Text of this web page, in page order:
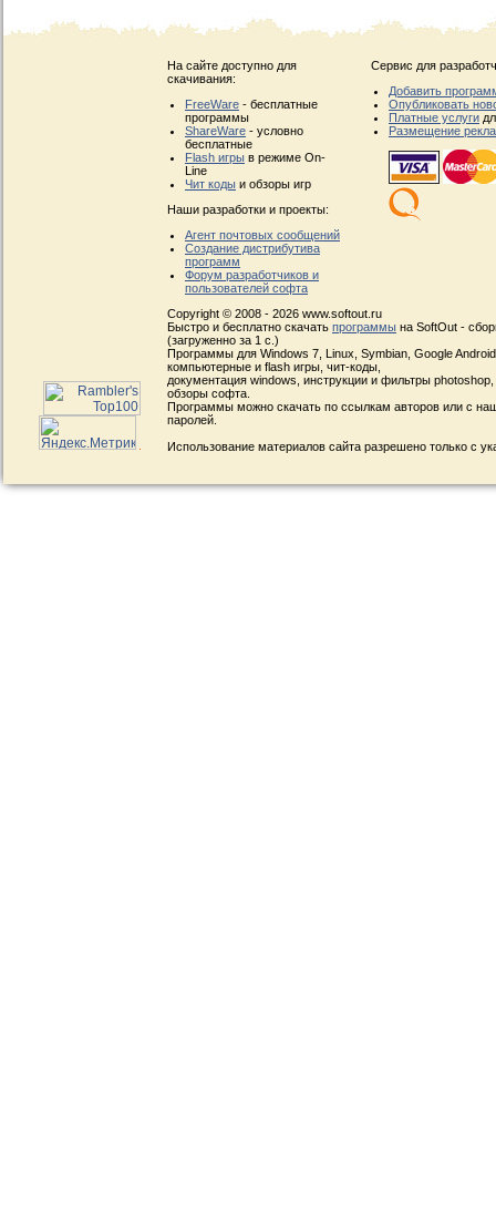
На сайте доступно для
скачивания:
FreeWare - бесплатные
программы
ShareWare - условно
бесплатные
Flash игры в режиме On-
Line
Чит коды и обзоры игр
Наши разработки и проекты:
Агент почтовых сообщений
Создание дистрибутива
программ
Форум разработчиков и
пользователей софта
Сервис для
Добавить
Опубликовать
Платные услуги
Размещение
Copyright © 2008 - 2026 www.softout.ru
Быстро и бесплатно скачать программы на SoftOut -
(загруженно за 1 с.)
Программы для Windows 7, Linux, Symbian, Google
компьютерные и flash игры, чит-коды,
документация windows, инструкции и фильтры
обзоры софта.
Программы можно скачать по ссылкам авторов или с
паролей.
Использование материалов сайта разрешено только с